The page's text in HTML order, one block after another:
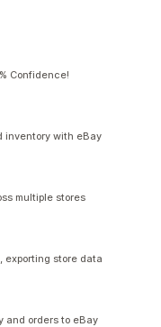
Confidence!
inventory with eBay
multiple stores
exporting store data
and orders to eBay